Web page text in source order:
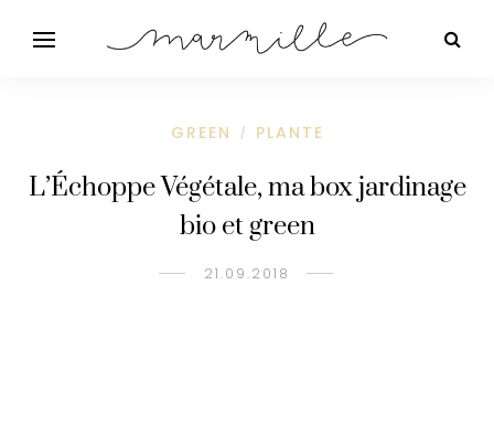
GREEN / PLANTE
L’Échoppe Végétale, ma box jardinage
bio et green
21.09.2018